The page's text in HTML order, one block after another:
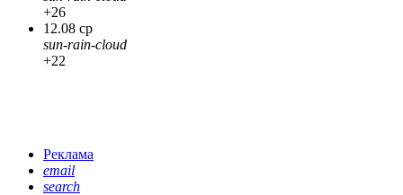
+26
12.08 ср
sun-rain-cloud
+22
Реклама
email
search